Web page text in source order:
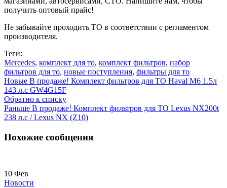
получить оптовый прайс!
Не забывайте проходить ТО в соответствии с регламентом
производителя.
Теги:
Mercedes, комплект для то, комплект фильтров, набор
фильтров для то, новые поступления, фильтры для то
Новые В продаже! Комплект фильтров для ТО Haval M6 1.5л
143 л.с GW4G15F
Обратно к списку
Раньше В продаже! Комплект фильтров для ТО Lexus NX200t
238 л.с / Lexus NX (Z10)
Похожие сообщения
10 Фев
Новости